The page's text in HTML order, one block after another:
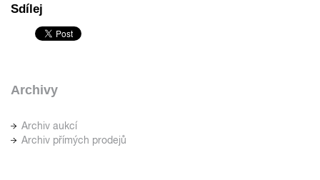
Sdílej
Archivy
Archiv aukcí
Archiv přímých prodejů